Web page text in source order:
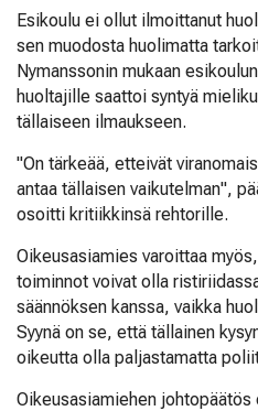
Esikoulu ei ollut ilmoittanut
sen muodosta huolimatta
Nymanssonin mukaan
huoltajille saattoi syntyä
tällaiseen ilmaukseen.
"On tärkeää, etteivät
antaa tällaisen vaikutelman",
osoitti kritiikkinsä rehtorille.
Oikeusasiamies varoittaa
toiminnot voivat olla
säännöksen kanssa, vaikka
Syynä on se, että tällainen
oikeutta olla paljastamatta
Oikeusasiamiehen